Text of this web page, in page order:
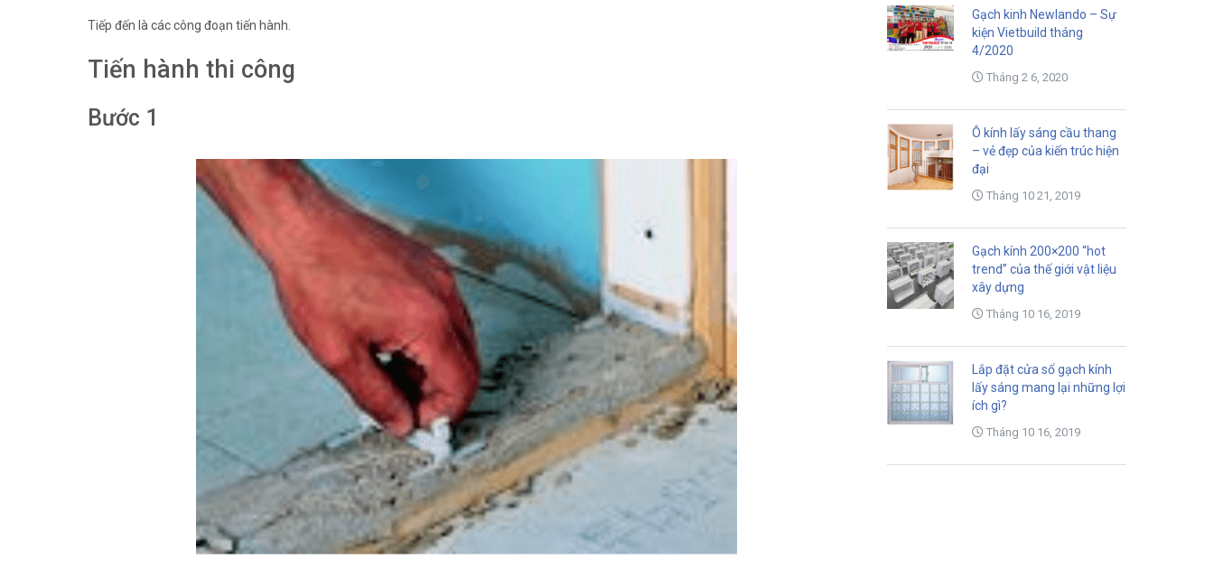
Tiếp đến là các công đoạn tiến hành.
Tiến hành thi công
Bước 1
Gạch kinh Newlando – Sự
kiện Vietbuild tháng
4/2020
Tháng 2 6, 2020
Ô kính lấy sáng cầu thang
– vẻ đẹp của kiến trúc hiện
đại
Tháng 10 21, 2019
Gạch kính 200×200 “hot
trend” của thế giới vật liệu
xây dựng
Tháng 10 16, 2019
Lắp đặt cửa sổ gạch kính
lấy sáng mang lại những lợi
ích gì?
Tháng 10 16, 2019